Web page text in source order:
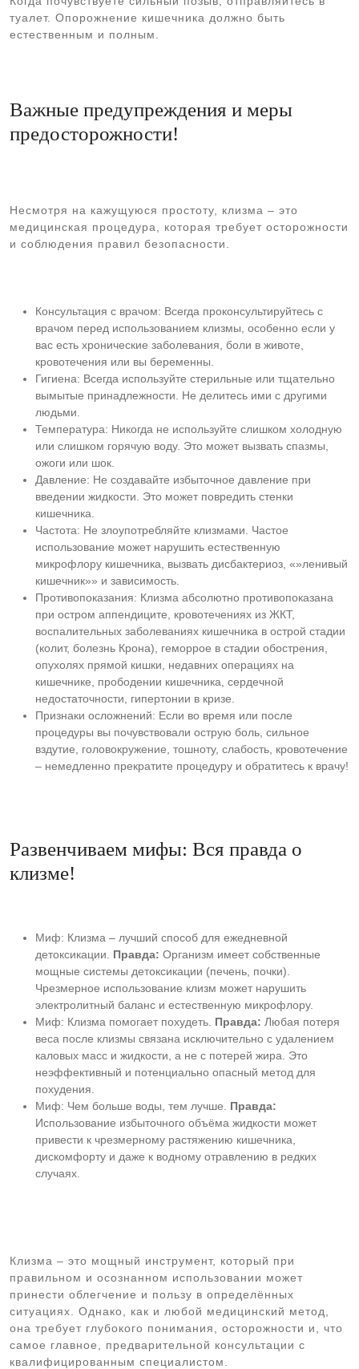
туалет. Опорожнение кишечника должно быть
естественным и полным.
Важные предупреждения и меры
предосторожности!
Несмотря на кажущуюся простоту, клизма – это
медицинская процедура, которая требует осторожности
и соблюдения правил безопасности.
Консультация с врачом: Всегда проконсультируйтесь с
врачом перед использованием клизмы, особенно если у
вас есть хронические заболевания, боли в животе,
кровотечения или вы беременны.
Гигиена: Всегда используйте стерильные или тщательно
вымытые принадлежности. Не делитесь ими с другими
людьми.
Температура: Никогда не используйте слишком холодную
или слишком горячую воду. Это может вызвать спазмы,
ожоги или шок.
Давление: Не создавайте избыточное давление при
введении жидкости. Это может повредить стенки
кишечника.
Частота: Не злоупотребляйте клизмами. Частое
использование может нарушить естественную
микрофлору кишечника, вызвать дисбактериоз, «»ленивый
кишечник»» и зависимость.
Противопоказания: Клизма абсолютно противопоказана
при остром аппендиците, кровотечениях из ЖКТ,
воспалительных заболеваниях кишечника в острой стадии
(колит, болезнь Крона), геморрое в стадии обострения,
опухолях прямой кишки, недавних операциях на
кишечнике, прободении кишечника, сердечной
недостаточности, гипертонии в кризе.
Признаки осложнений: Если во время или после
процедуры вы почувствовали острую боль, сильное
вздутие, головокружение, тошноту, слабость, кровотечение
– немедленно прекратите процедуру и обратитесь к врачу!
Развенчиваем мифы: Вся правда о
клизме!
Миф: Клизма – лучший способ для ежедневной
детоксикации. Правда: Организм имеет собственные
мощные системы детоксикации (печень, почки).
Чрезмерное использование клизм может нарушить
электролитный баланс и естественную микрофлору.
Миф: Клизма помогает похудеть. Правда: Любая потеря
веса после клизмы связана исключительно с удалением
каловых масс и жидкости, а не с потерей жира. Это
неэффективный и потенциально опасный метод для
похудения.
Миф: Чем больше воды, тем лучше. Правда:
Использование избыточного объёма жидкости может
привести к чрезмерному растяжению кишечника,
дискомфорту и даже к водному отравлению в редких
случаях.
Клизма – это мощный инструмент, который при
правильном и осознанном использовании может
принести облегчение и пользу в определённых
ситуациях. Однако, как и любой медицинский метод,
она требует глубокого понимания, осторожности и, что
самое главное, предварительной консультации с
квалифицированным специалистом.